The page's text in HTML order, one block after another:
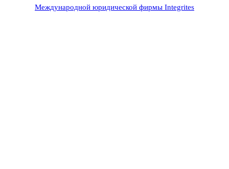
Международной юридической фирмы Integrites